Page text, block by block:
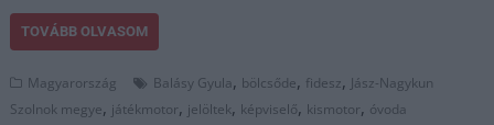
TOVÁBB OLVASOM
Magyarország Balásy Gyula, bölcsőde, fidesz, Jász-Nagykun
Szolnok megye, játékmotor, jelöltek, képviselő, kismotor, óvoda